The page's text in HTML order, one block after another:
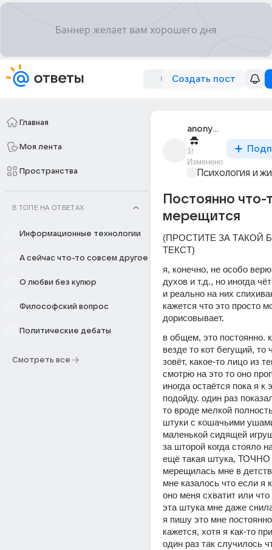
Создать пост
Главная
Моя лента
Пространства
В ТОПЕ НА ОТВЕТАХ
Информационные технологии
А сейчас что-то совсем другое
О любви без купюр
Философский вопрос
Политические дебаты
Смотреть все
anonymous
1г
Изменено
Психология и
Постоянно что-
мерещится
(ПРОСТИТЕ ЗА ТАКОЙ
ТЕКСТ)
я, конечно, не особо
духов и т.д., но иногда
и реально на них
кажется что это просто
дорисовывает.
в общем, это постоянно.
везде то кот бегущий, то
зовёт, какое-то лицо из
смотрю на это то оно
иногда остаётся пока я к
подойду. один раз
то вроде мелкой
штуки с кошачьими
маленькой сидящей
за шторой когда стояло
ещё такая штука,
мерещилась мне в
мне казалось что если я
оно меня схватит или
эта штука мне даже
я пишу это мне
кажется, хотя я как-то
один раз так случилось